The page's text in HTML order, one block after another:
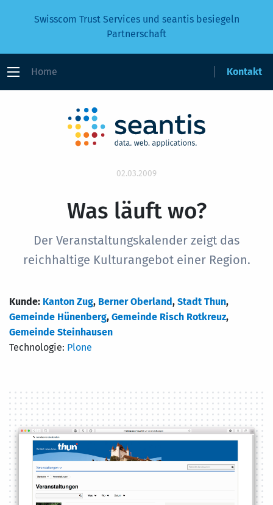
Swisscom Trust Services und seantis besiegeln
Partnerschaft
Home Kontakt
02.03.2009
Was läuft wo?
Der Veranstaltungskalender zeigt das
reichhaltige Kulturangebot einer Region.
Kunde: Kanton Zug, Berner Oberland, Stadt Thun,
Gemeinde Hünenberg, Gemeinde Risch Rotkreuz,
Gemeinde Steinhausen
Technologie: Plone